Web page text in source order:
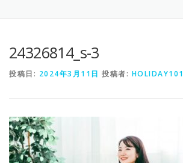
24326814_s-3
投稿日: 2024年3月11日 投稿者: HOLIDAY101